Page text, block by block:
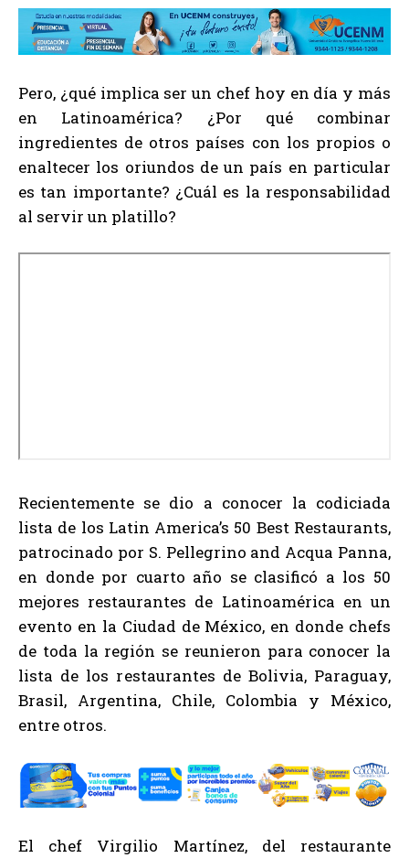
Pero, ¿qué implica ser un chef hoy en día y más
en Latinoamérica? ¿Por qué combinar
ingredientes de otros países con los propios o
enaltecer los oriundos de un país en particular
es tan importante? ¿Cuál es la responsabilidad
al servir un platillo?
Recientemente se dio a conocer la codiciada
lista de los Latin America’s 50 Best Restaurants,
patrocinado por S. Pellegrino and Acqua Panna,
en donde por cuarto año se clasificó a los 50
mejores restaurantes de Latinoamérica en un
evento en la Ciudad de México, en donde chefs
de toda la región se reunieron para conocer la
lista de los restaurantes de Bolivia, Paraguay,
Brasil, Argentina, Chile, Colombia y México,
entre otros.
El chef Virgilio Martínez, del restaurante